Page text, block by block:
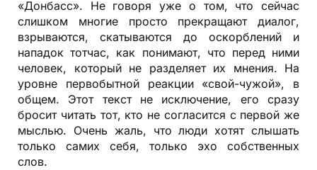
«Донбасс». Не говоря уже о том, что сейчас
слишком многие просто прекращают диалог,
взрываются, скатываются до оскорблений и
нападок тотчас, как понимают, что перед ними
человек, который не разделяет их мнения. На
уровне первобытной реакции «свой-чужой», в
общем. Этот текст не исключение, его сразу
бросит читать тот, кто не согласится с первой же
мыслью. Очень жаль, что люди хотят слышать
только самих себя, только эхо собственных
слов.